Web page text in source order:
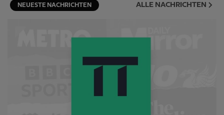
NEUESTE NACHRICHTEN ALLE NACHRICHTEN